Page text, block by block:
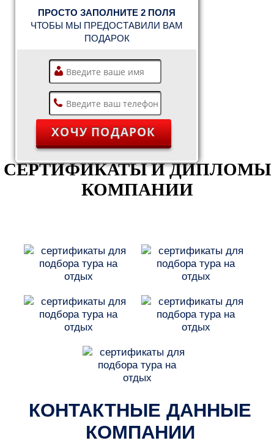
ПРОСТО ЗАПОЛНИТЕ 2 ПОЛЯ
ЧТОБЫ МЫ ПРЕДОСТАВИЛИ ВАМ
ПОДАРОК
СЕРТИФИКАТЫ И ДИПЛОМЫ
КОМПАНИИ
КОНТАКТНЫЕ ДАННЫЕ
КОМПАНИИ